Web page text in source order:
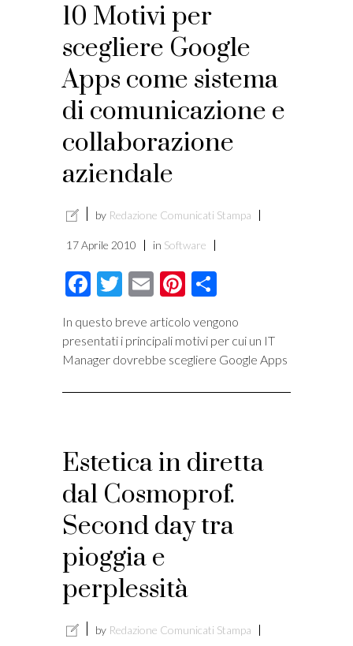
10 Motivi per
scegliere Google
Apps come sistema
di comunicazione e
collaborazione
aziendale
by Redazione Comunicati Stampa
17 Aprile 2010 in Software
Facebook
Twitter
EmailPinterest
In questo breve articolo vengono
presentati i principali motivi per cui un IT
Manager dovrebbe scegliere Google Apps
Estetica in diretta
dal Cosmoprof.
Second day tra
pioggia e
perplessità
by Redazione Comunicati Stampa